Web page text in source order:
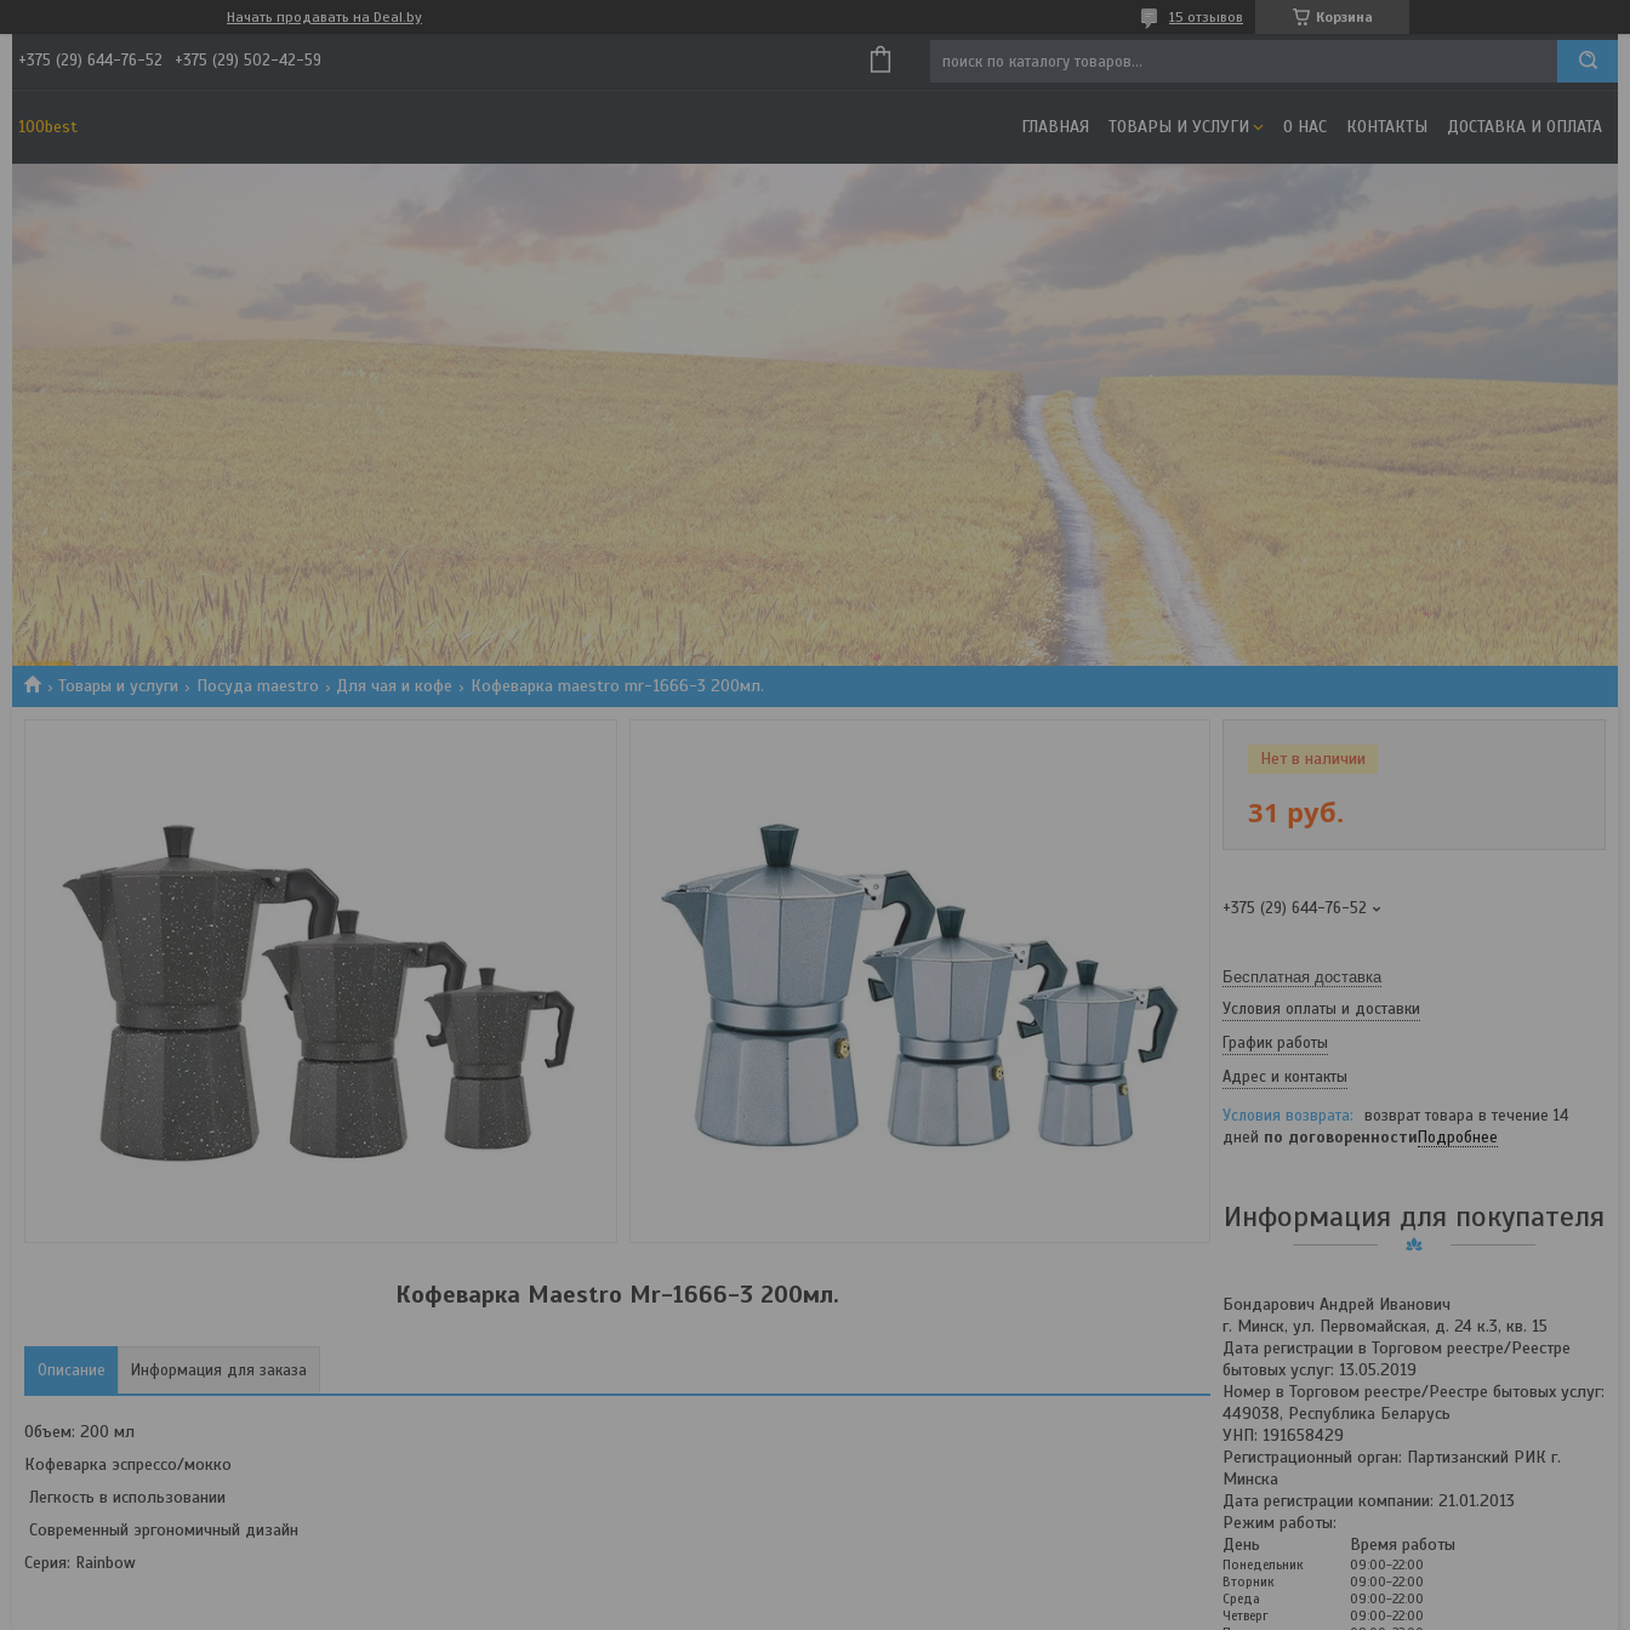
Начать продавать на Deal.by Корзина
15 отзывов
+375 (29) 644-76-52 +375 (29) 502-42-59
100best ГЛАВНАЯ ТОВАРЫ И УСЛУГИ О НАС КОНТАКТЫ ДОСТАВКА И ОПЛАТА
Товары и услуги Посуда maestro Для чая и кофе Кофеварка maestro mr-1666-3 200мл.
Кофеварка Maestro Mr-1666-3 200мл.
Описание Информация для заказа
Объем: 200 мл
Кофеварка эспрессо/мокко
Легкость в использовании
Современный эргономичный дизайн
Серия: Rainbow
Нет в наличии
31 руб.
+375 (29) 644-76-52
Бесплатная доставка
Условия оплаты и доставки
График работы
Адрес и контакты
возврат товара в течение 14
дней по договоренностиПодробнее
Информация для покупателя
Бондарович Андрей Иванович
г. Минск, ул. Первомайская, д. 24 к.3, кв. 15
Дата регистрации в Торговом реестре/Реестре
бытовых услуг: 13.05.2019
Номер в Торговом реестре/Реестре бытовых услуг:
449038, Республика Беларусь
УНП: 191658429
Регистрационный орган: Партизанский РИК г.
Минска
Дата регистрации компании: 21.01.2013
Режим работы:
День
Время работы
Понедельник
09:00-22:00
Вторник
09:00-22:00
Среда
09:00-22:00
Четверг
09:00-22:00